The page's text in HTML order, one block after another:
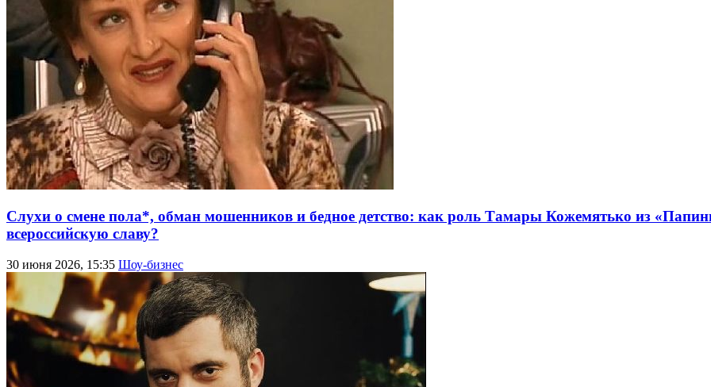
Слухи о смене пола*, обман мошенников и бедное детство: как роль Тамары Кожемятько из
всероссийскую славу?
30 июня 2026, 15:35 Шоу-бизнес